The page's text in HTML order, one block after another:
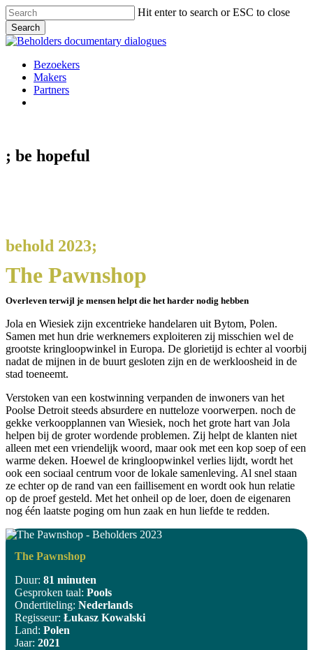
Skip
to
main
content
Hit enter to search or ESC to close
Search
Close
Menu
Bezoekers
Makers
Partners
; be hopeful
behold 2023;
The Pawnshop
Overleven terwijl je mensen helpt die het harder nodig hebben
Jola en Wiesiek zijn excentrieke handelaren uit Bytom, Polen.
Samen met hun drie werknemers exploiteren zij misschien wel de
grootste kringloopwinkel in Europa. De glorietijd is echter al voorbij
nadat de mijnen in de buurt gesloten zijn en de werkloosheid in de
stad toeneemt.
Verstoken van een kostwinning verpanden de inwoners van het
Poolse Detroit steeds absurdere en nutteloze voorwerpen. noch de
gekke verkoopplannen van Wiesiek, noch het grote hart van Jola
helpen bij de groter wordende problemen. Zij helpt de klanten niet
alleen met een vriendelijk woord, maar ook met een kop soep of een
warme deken. Hoewel de kringloopwinkel verlies lijdt, wordt het
ook een sociaal centrum voor de lokale samenleving. Al snel staan
ze echter op de rand van een faillisement en wordt ook hun relatie
op de proef gesteld. Met het onheil op de loer, doen de eigenaren
nog één laatste poging om hun zaak en hun liefde te redden.
The Pawnshop
Duur:81 minuten
Gesproken taal:Pools
Ondertiteling:Nederlands
Regisseur:Łukasz Kowalski
Land:Polen
Jaar:2021